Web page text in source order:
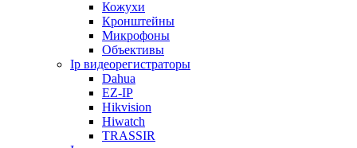
Кожухи
Кронштейны
Микрофоны
Объективы
Ip видеорегистраторы
Dahua
EZ-IP
Hikvision
Hiwatch
TRASSIR